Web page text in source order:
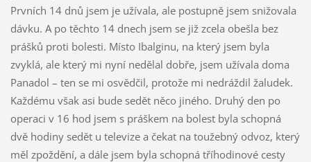
Prvních 14 dnů jsem je užívala, ale postupně jsem snižovala
dávku. A po těchto 14 dnech jsem se již zcela obešla bez
prášků proti bolesti. Místo Ibalginu, na který jsem byla
zvyklá, ale který mi nyní nedělal dobře, jsem užívala doma
Panadol – ten se mi osvědčil, protože mi nedráždil žaludek.
Každému však asi bude sedět něco jiného. Druhý den po
operaci v 16 hod jsem s práškem na bolest byla schopná
dvě hodiny sedět u televize a čekat na toužebný odvoz, který
měl zpoždění, a dále jsem byla schopná tříhodinové cesty